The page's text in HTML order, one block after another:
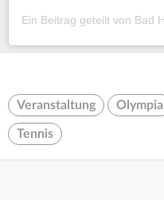
Veranstaltung Olympia
Tennis